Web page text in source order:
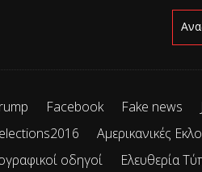
Facebook Fake news
Αμερικανικές
οδηγοί Ελευθερία